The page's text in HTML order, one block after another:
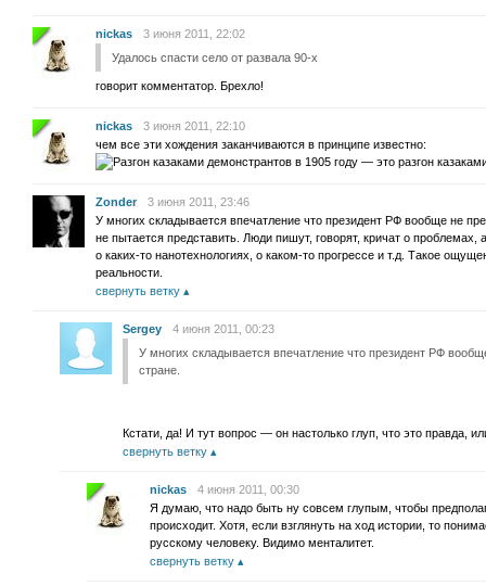
nickas
3 июня 2011, 22:02
Удалось спасти село от развала 90-х
говорит комментатор. Брехло!
nickas
3 июня 2011, 22:10
чем все эти хождения заканчиваются в принципе известно:
— это разгон
Zonder
3 июня 2011, 23:46
У многих складывается впечатление что президент РФ вообще не
не пытается представить. Люди пишут, говорят, кричат о проблемах,
о каких-то нанотехнологиях, о каком-то прогрессе и т.д. Такое
реальности.
свернуть ветку
Sergey
4 июня 2011, 00:23
У многих складывается впечатление что президент РФ
стране.
Кстати, да! И тут вопрос — он настолько глуп, что это правда,
свернуть ветку
nickas
4 июня 2011, 00:30
Я думаю, что надо быть ну совсем глупым, чтобы
происходит. Хотя, если взглянуть на ход истории, то
русскому человеку. Видимо менталитет.
свернуть ветку